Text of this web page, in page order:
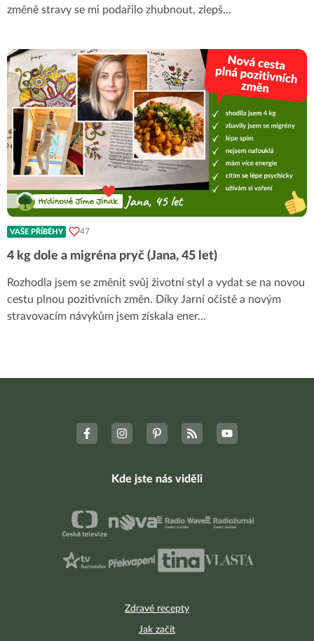
změně stravy se mi podařilo zhubnout, zlepš...
VAŠE PŘÍBĚHY 47
4 kg dole a migréna pryč (Jana, 45 let)
Rozhodla jsem se změnit svůj životní styl a vydat se na novou
cestu plnou pozitivních změn. Díky Jarní očistě a novým
stravovacím návykům jsem získala ener...
Zdravé recepty
Jak začít
Kde jste nás viděli